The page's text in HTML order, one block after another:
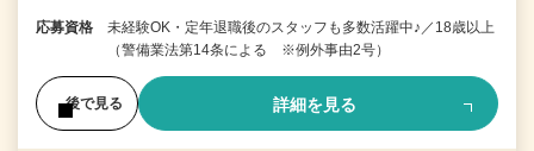
応募資格
未経験OK・定年退職後のスタッフも多数活躍中♪／18歳以上
（警備業法第14条による ※例外事由2号）
後で見る 詳細を見る